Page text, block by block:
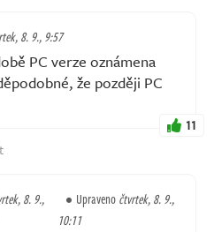
8. 9., 9:57
PC verze oznámena
že později PC
11
8. 9.,
Upravenočtvrtek, 8. 9.,
10:11